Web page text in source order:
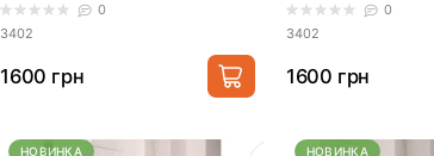
се..
0
3402
1600 грн
се..
0
3402
1600 грн
НОВИНКА НОВИНКА